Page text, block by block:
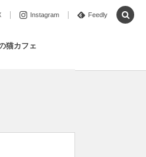
Instagram Feedly
猫カフェ